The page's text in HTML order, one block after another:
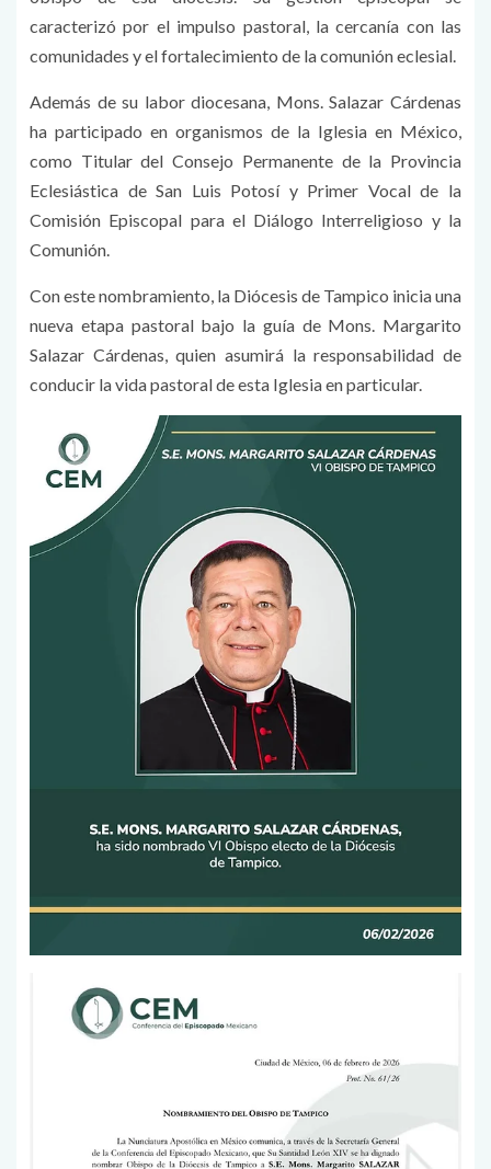
caracterizó por el impulso pastoral, la cercanía con las
comunidades y el fortalecimiento de la comunión eclesial.
Además de su labor diocesana, Mons. Salazar Cárdenas
ha participado en organismos de la Iglesia en México,
como Titular del Consejo Permanente de la Provincia
Eclesiástica de San Luis Potosí y Primer Vocal de la
Comisión Episcopal para el Diálogo Interreligioso y la
Comunión.
Con este nombramiento, la Diócesis de Tampico inicia una
nueva etapa pastoral bajo la guía de Mons. Margarito
Salazar Cárdenas, quien asumirá la responsabilidad de
conducir la vida pastoral de esta Iglesia en particular.